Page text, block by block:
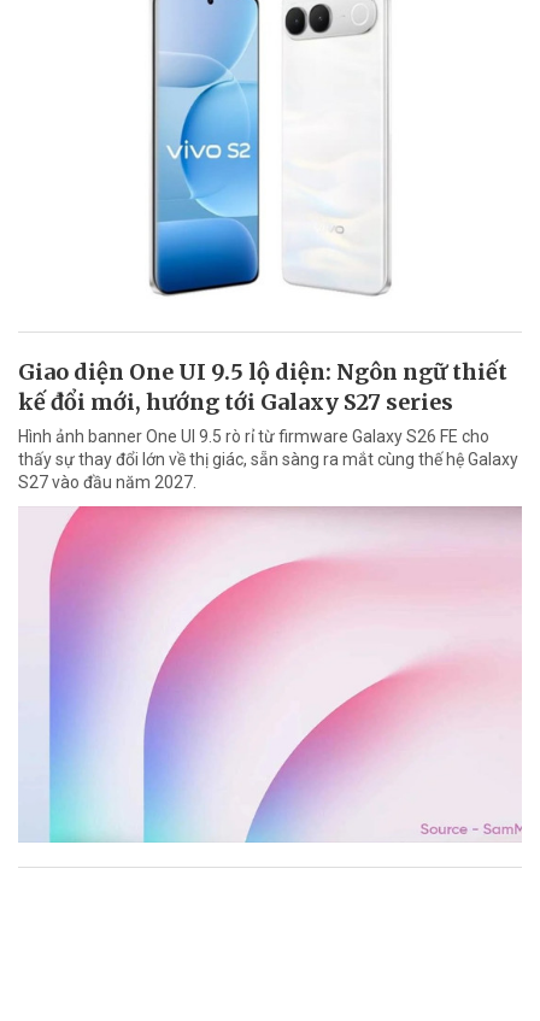
Giao diện One UI 9.5 lộ diện: Ngôn ngữ thiết
kế đổi mới, hướng tới Galaxy S27 series
Hình ảnh banner One UI 9.5 rò rỉ từ firmware Galaxy S26 FE cho
thấy sự thay đổi lớn về thị giác, sẵn sàng ra mắt cùng thế hệ Galaxy
S27 vào đầu năm 2027.